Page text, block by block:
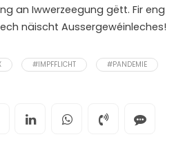
an Iwwerzeegung gëtt. Fir eng
näischt Aussergewéinleches!
#IMPFFLICHT
#PANDEMIE